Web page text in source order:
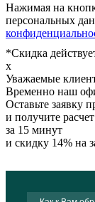
Нажимая на
персональных
*Скидка
x
Уважаемые
Временно наш
Оставьте заявку
и получите
за 15 минут
и скидку 14% на